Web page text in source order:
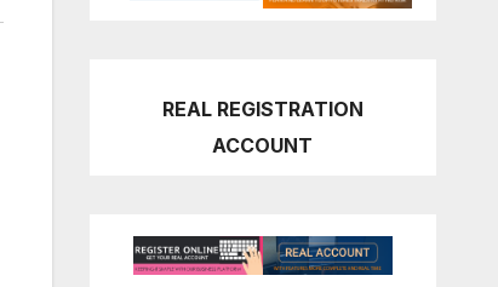
REAL REGISTRATION
ACCOUNT